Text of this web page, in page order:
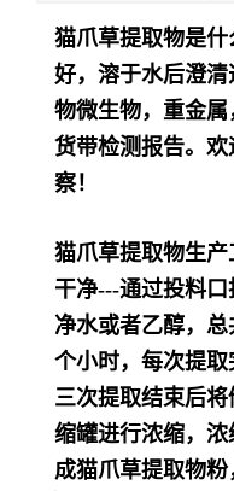
猫爪草提取物是什
好，溶于水后澄
物微生物，重金
货带检测报告。
察！
猫爪草提取物生
干净---通过投料
净水或者乙醇，
个小时，每次提取
三次提取结束后
缩罐进行浓缩，
成猫爪草提取物